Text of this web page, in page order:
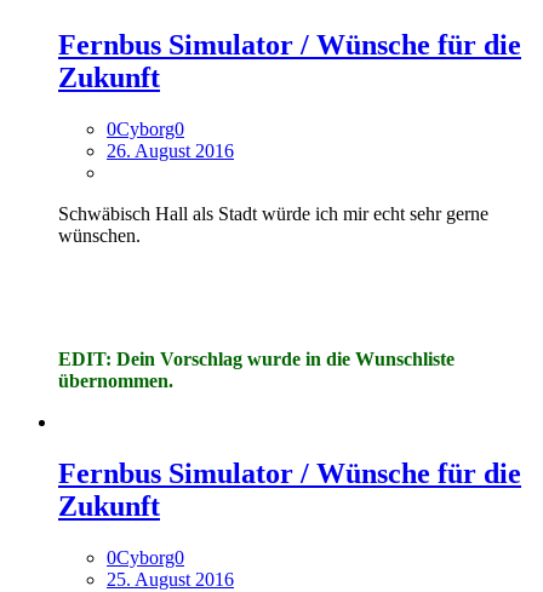
Fernbus Simulator / Wünsche für die
Zukunft
0Cyborg0
26. August 2016
Schwäbisch Hall als Stadt würde ich mir echt sehr gerne
wünschen.
EDIT: Dein Vorschlag wurde in die Wunschliste
übernommen.
Fernbus Simulator / Wünsche für die
Zukunft
0Cyborg0
25. August 2016